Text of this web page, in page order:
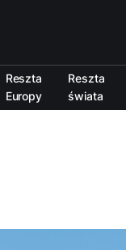
Reszta
Europy
Reszta
świata